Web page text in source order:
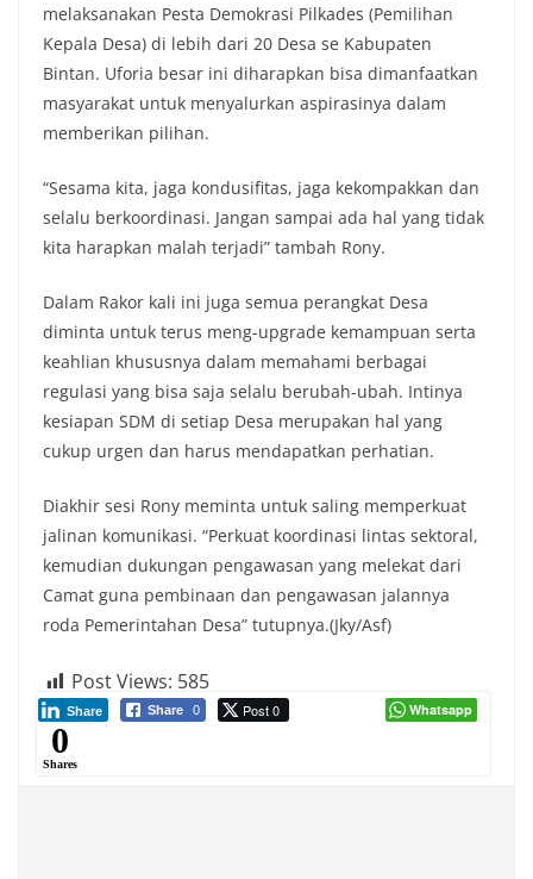
melaksanakan Pesta Demokrasi Pilkades (Pemilihan
Kepala Desa) di lebih dari 20 Desa se Kabupaten
Bintan. Uforia besar ini diharapkan bisa dimanfaatkan
masyarakat untuk menyalurkan aspirasinya dalam
memberikan pilihan.
“Sesama kita, jaga kondusifitas, jaga kekompakkan dan
selalu berkoordinasi. Jangan sampai ada hal yang tidak
kita harapkan malah terjadi” tambah Rony.
Dalam Rakor kali ini juga semua perangkat Desa
diminta untuk terus meng-upgrade kemampuan serta
keahlian khususnya dalam memahami berbagai
regulasi yang bisa saja selalu berubah-ubah. Intinya
kesiapan SDM di setiap Desa merupakan hal yang
cukup urgen dan harus mendapatkan perhatian.
Diakhir sesi Rony meminta untuk saling memperkuat
jalinan komunikasi. “Perkuat koordinasi lintas sektoral,
kemudian dukungan pengawasan yang melekat dari
Camat guna pembinaan dan pengawasan jalannya
roda Pemerintahan Desa” tutupnya.(Jky/Asf)
Post Views: 585
Share 0 Post 0
Share Whatsapp
0
Shares